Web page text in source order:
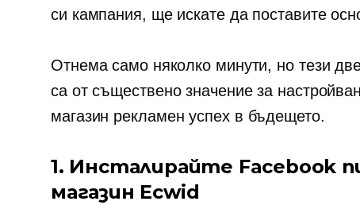
си кампания, ще искате да поставите
Отнема само няколко минути, но тези
са от съществено значение за
магазин рекламен успехв бъдещето.
1. Инсталирайте Facebook
магазин Ecwid